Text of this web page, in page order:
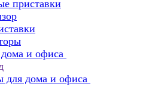
приставки
и офиса
для дома и офиса